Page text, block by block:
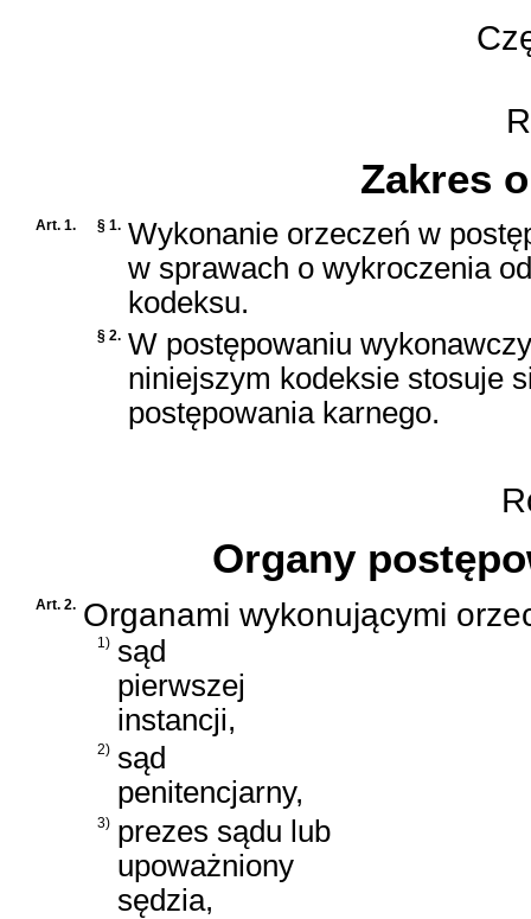
Zakres
Art. 1. § 1. Wykonanie orzeczeń w
w sprawach o wykroczenia
kodeksu.
§ 2. W postępowaniu
niniejszym kodeksie stosuje
postępowania karnego.
Organy
Art. 2. Organami wykonującymi
1) sąd
pierwszej
instancji,
2) sąd
penitencjarny,
3) prezes sądu lub
upoważniony
sędzia,